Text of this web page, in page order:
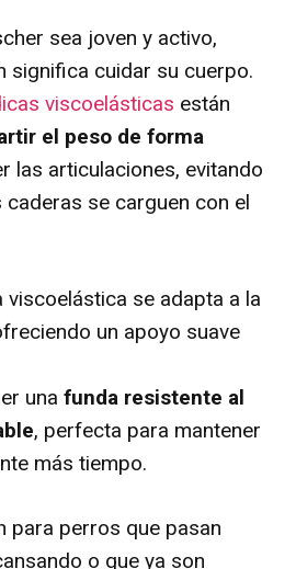
i
d
e
sea joven y activo,
significa cuidar su cuerpo.
viscoelásticas están
el peso de forma
las articulaciones, evitando
se carguen con el
viscoelástica se adapta a la
un apoyo suave
una funda resistente al
, perfecta para mantener
más tiempo.
para perros que pasan
o que ya son